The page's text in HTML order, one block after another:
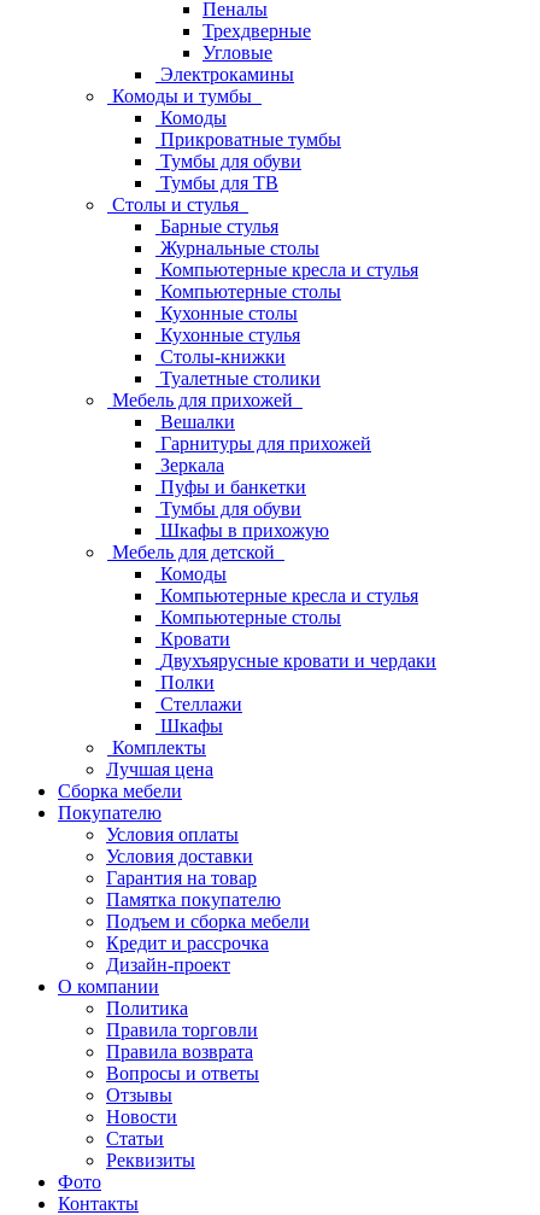
Пеналы
Трехдверные
Угловые
Электрокамины
Комоды и тумбы
Комоды
Прикроватные тумбы
Тумбы для обуви
Тумбы для ТВ
Столы и стулья
Барные стулья
Журнальные столы
Компьютерные кресла и стулья
Компьютерные столы
Кухонные столы
Кухонные стулья
Столы-книжки
Туалетные столики
Мебель для прихожей
Вешалки
Гарнитуры для прихожей
Зеркала
Пуфы и банкетки
Тумбы для обуви
Шкафы в прихожую
Мебель для детской
Комоды
Компьютерные кресла и стулья
Компьютерные столы
Кровати
Двухъярусные кровати и чердаки
Полки
Стеллажи
Шкафы
Комплекты
Лучшая цена
Сборка мебели
Покупателю
Условия оплаты
Условия доставки
Гарантия на товар
Памятка покупателю
Подъем и сборка мебели
Кредит и рассрочка
Дизайн-проект
О компании
Политика
Правила торговли
Правила возврата
Вопросы и ответы
Отзывы
Новости
Статьи
Реквизиты
Фото
Контакты